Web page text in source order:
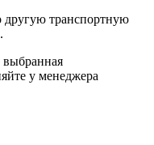
другую транспортную
выбранная
у менеджера